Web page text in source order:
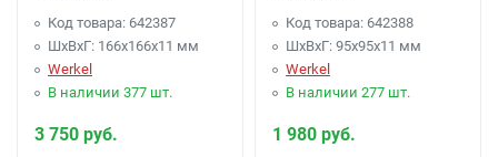
Код товара: 642387
ШхВхГ: 166x166x11 мм
Werkel
В наличии 377 шт.
3 750 руб.
Код товара: 642388
ШхВхГ: 95x95x11 мм
Werkel
В наличии 277 шт.
1 980 руб.